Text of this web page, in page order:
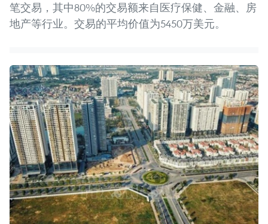
笔交易，其中80%的交易额来自医疗保健、金融、房
地产等行业。交易的平均价值为5450万美元。